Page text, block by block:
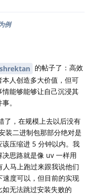
例
的帖子了：高效
人创造多大价值，但可
情能够能够让自己沉浸其
。
了，在规模上去以后没有
装二进制包那部分绝对是
压缩进 5 分钟以内。我
思路就是像 uv 一样用
马上跑过来跟我说他们
度可以，但目前的实现
如无法跳过安装失败的